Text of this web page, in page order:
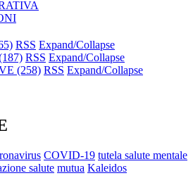
RSS Expand/Collapse
RSS Expand/Collapse
(258) RSS Expand/Collapse
COVID-19 tutela salute mentale
salute mutua Kaleidos